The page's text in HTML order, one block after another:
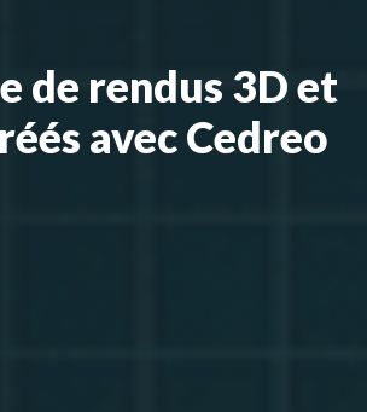
de rendus 3D et
avec Cedreo